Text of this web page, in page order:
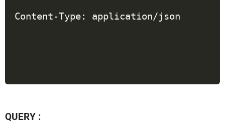
Content-Type: application/json
QUERY :